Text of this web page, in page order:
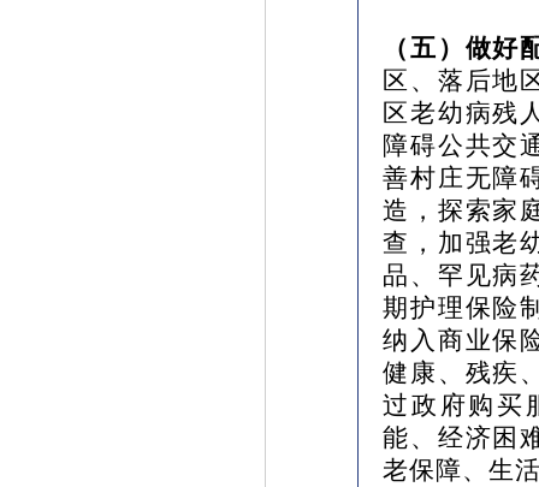
（五）做好
区、落后地
区老幼病残
障碍公共交
善村庄无障
造，探索家
查，加强老
品、罕见病
期护理保险
纳入商业保
健康、残疾
过政府购买
能、经济困
老保障、生